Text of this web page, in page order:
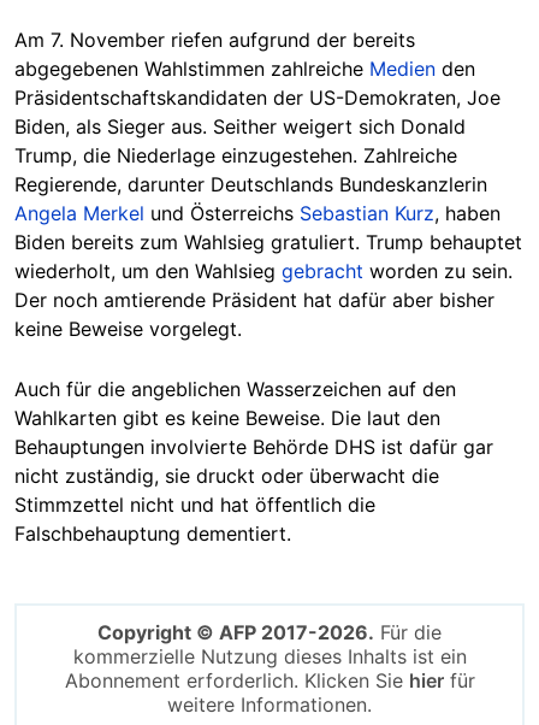
Am 7. November riefen aufgrund der bereits
abgegebenen Wahlstimmen zahlreiche Medien den
Präsidentschaftskandidaten der US-Demokraten, Joe
Biden, als Sieger aus. Seither weigert sich Donald
Trump, die Niederlage einzugestehen. Zahlreiche
Regierende, darunter Deutschlands Bundeskanzlerin
Angela Merkel und Österreichs Sebastian Kurz, haben
Biden bereits zum Wahlsieg gratuliert. Trump behauptet
wiederholt, um den Wahlsieg gebracht worden zu sein.
Der noch amtierende Präsident hat dafür aber bisher
keine Beweise vorgelegt.
Auch für die angeblichen Wasserzeichen auf den
Wahlkarten gibt es keine Beweise. Die laut den
Behauptungen involvierte Behörde DHS ist dafür gar
nicht zuständig, sie druckt oder überwacht die
Stimmzettel nicht und hat öffentlich die
Falschbehauptung dementiert.
Copyright © AFP 2017-2026. Für die
kommerzielle Nutzung dieses Inhalts ist ein
Abonnement erforderlich. Klicken Sie hierfür
weitere Informationen.